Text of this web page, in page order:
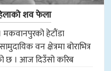
शव फेला
मकवानपुरको हेटौंडा
वन क्षेत्रमा बोराभित्र
छ । आज दिउँसो करिब